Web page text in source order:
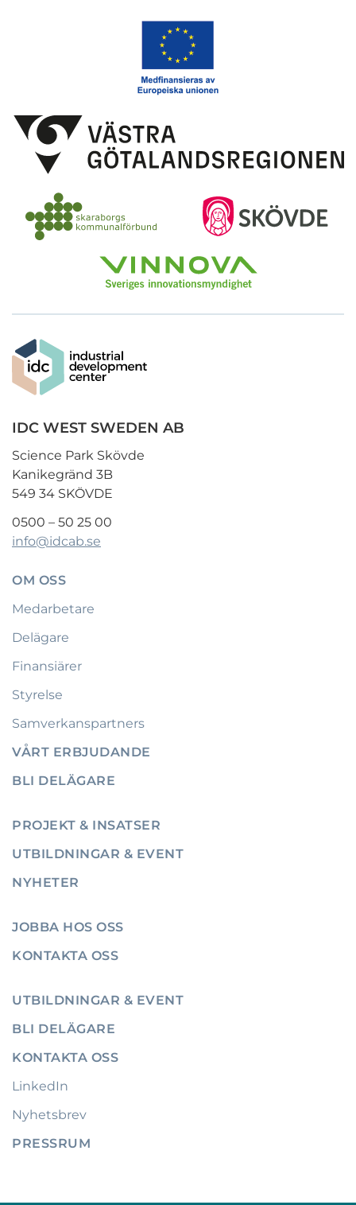
IDC WEST SWEDEN AB
Science Park Skövde
Kanikegränd 3B
549 34 SKÖVDE
0500 – 50 25 00
info@idcab.se
OM OSS
Medarbetare
Delägare
Finansiärer
Styrelse
Samverkanspartners
VÅRT ERBJUDANDE
BLI DELÄGARE
PROJEKT & INSATSER
UTBILDNINGAR & EVENT
NYHETER
JOBBA HOS OSS
KONTAKTA OSS
UTBILDNINGAR & EVENT
BLI DELÄGARE
KONTAKTA OSS
LinkedIn
Nyhetsbrev
PRESSRUM